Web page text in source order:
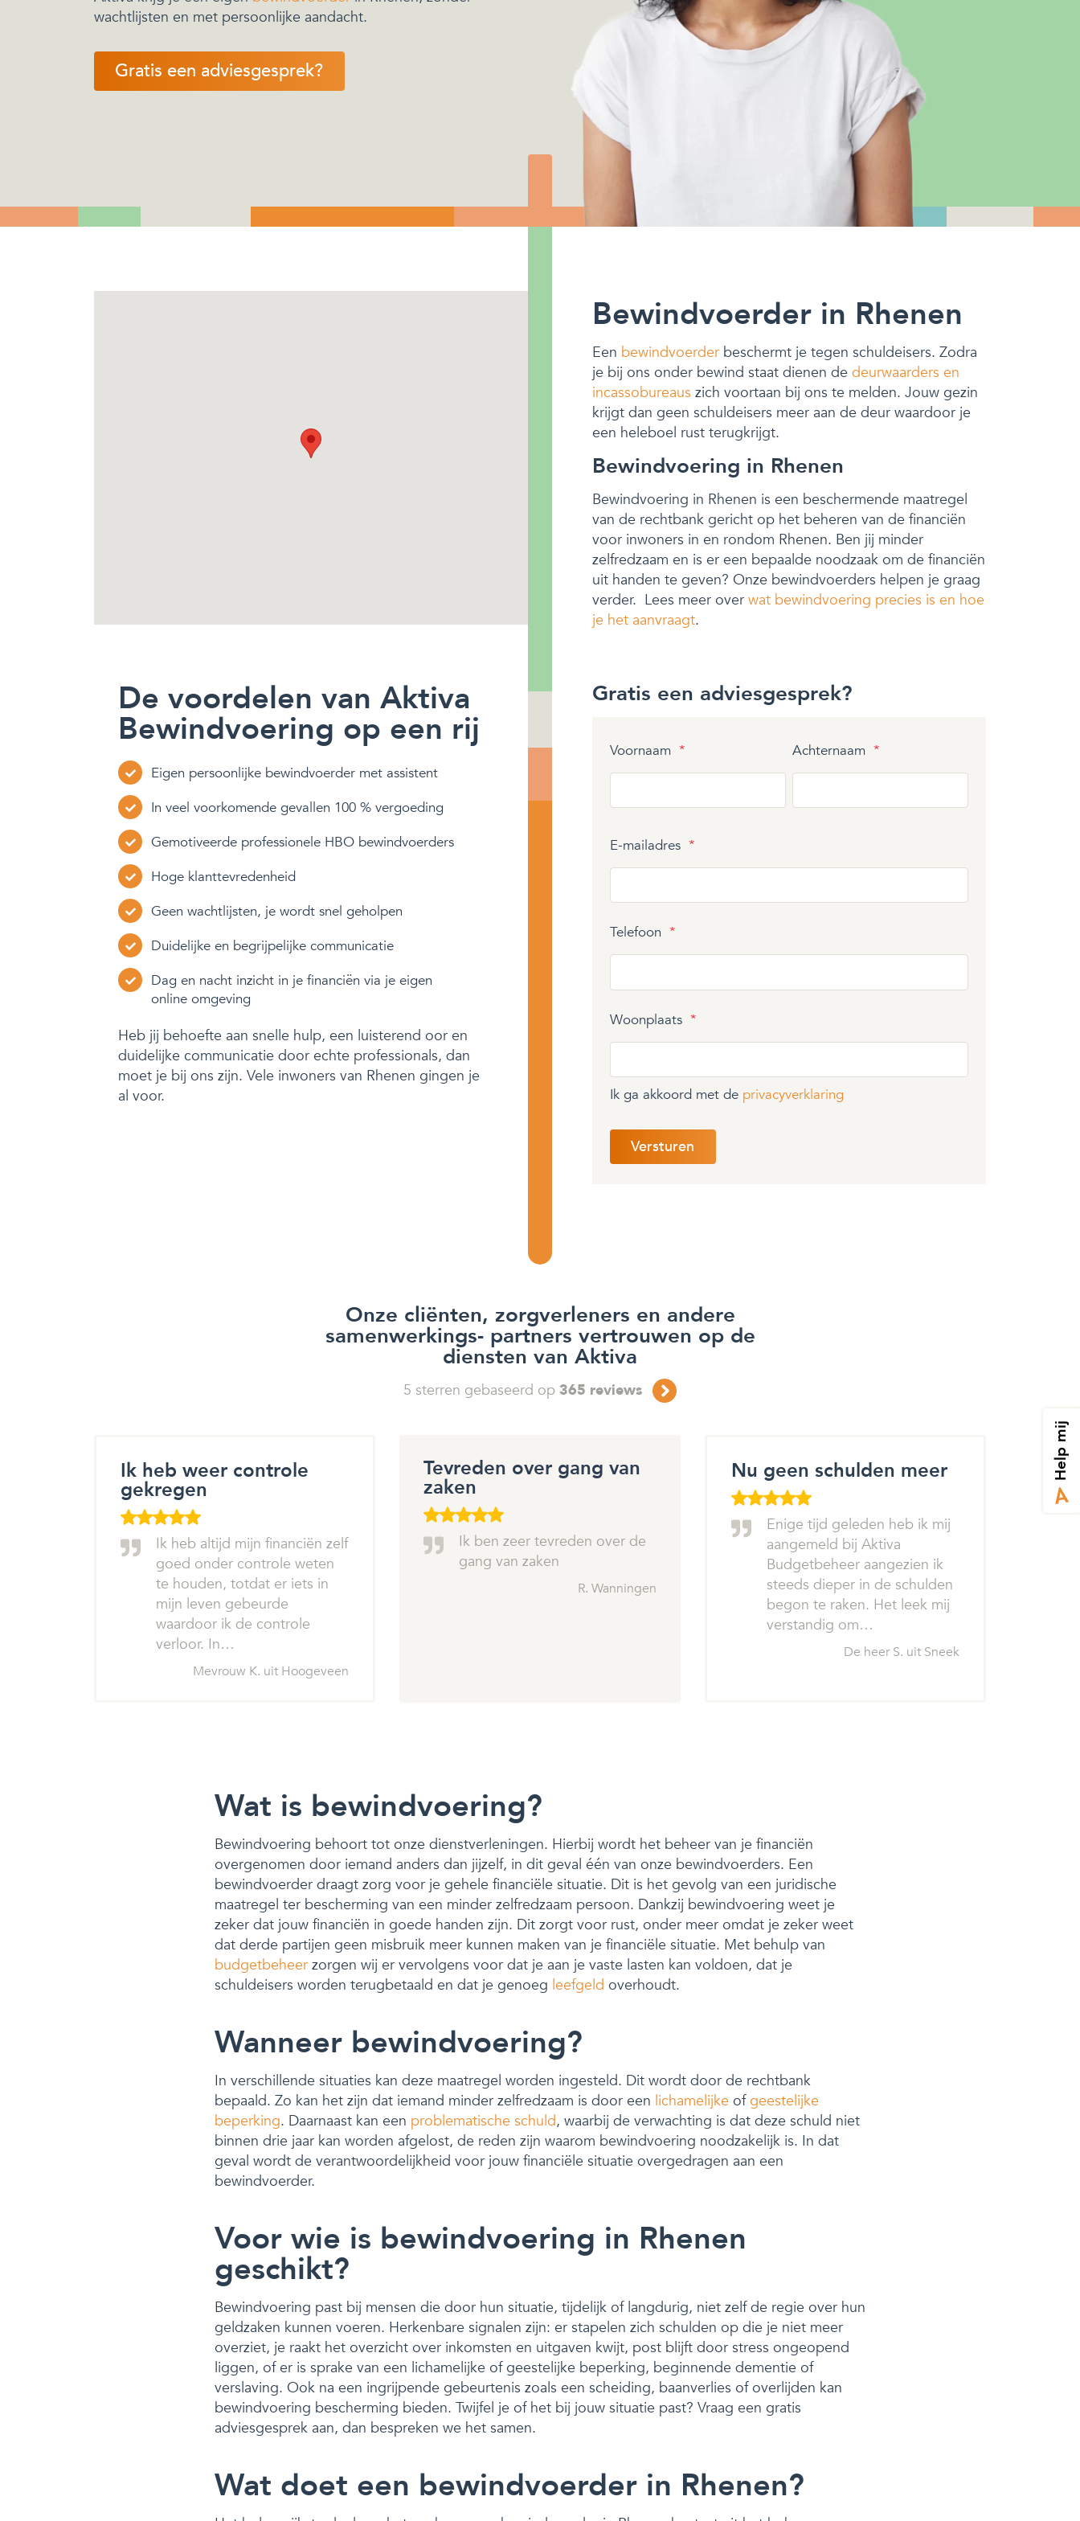
Help mij
wachtlijsten en met persoonlijke aandacht.
Gratis een adviesgesprek?
Bewindvoerder in Rhenen
Een bewindvoerder beschermt je tegen schuldeisers. Zodra
je bij ons onder bewind staat dienen de deurwaarders en
incassobureaus zich voortaan bij ons te melden. Jouw gezin
krijgt dan geen schuldeisers meer aan de deur waardoor je
een heleboel rust terugkrijgt.
Bewindvoering in Rhenen
Bewindvoering in Rhenen is een beschermende maatregel
van de rechtbank gericht op het beheren van de financiën
voor inwoners in en rondom Rhenen. Ben jij minder
zelfredzaam en is er een bepaalde noodzaak om de financiën
uit handen te geven? Onze bewindvoerders helpen je graag
verder. Lees meer over wat bewindvoering precies is en hoe
je het aanvraagt.
De voordelen van Aktiva
Bewindvoering op een rij
Eigen persoonlijke bewindvoerder met assistent
In veel voorkomende gevallen 100 % vergoeding
Gemotiveerde professionele HBO bewindvoerders
Hoge klanttevredenheid
Geen wachtlijsten, je wordt snel geholpen
Duidelijke en begrijpelijke communicatie
Dag en nacht inzicht in je financiën via je eigen
online omgeving
Heb jij behoefte aan snelle hulp, een luisterend oor en
duidelijke communicatie door echte professionals, dan
moet je bij ons zijn. Vele inwoners van Rhenen gingen je
al voor.
Gratis een adviesgesprek?
Voornaam * Achternaam *
E-mailadres *
Telefoon *
Woonplaats *
Ik ga akkoord met de privacyverklaring
Onze cliënten, zorgverleners en andere
samenwerkings- partners vertrouwen op de
diensten van Aktiva
5 sterren gebaseerd op 365 reviews
Ik heb weer controle
gekregen
Ik heb altijd mijn financiën zelf
goed onder controle weten
te houden, totdat er iets in
mijn leven gebeurde
waardoor ik de controle
verloor. In…
Mevrouw K. uit Hoogeveen
Tevreden over gang van
zaken
Ik ben zeer tevreden over de
gang van zaken
R. Wanningen
Nu geen schulden meer
Enige tijd geleden heb ik mij
aangemeld bij Aktiva
Budgetbeheer aangezien ik
steeds dieper in de schulden
begon te raken. Het leek mij
verstandig om…
De heer S. uit Sneek
Wat is bewindvoering?
Bewindvoering behoort tot onze dienstverleningen. Hierbij wordt het beheer van je financiën
overgenomen door iemand anders dan jijzelf, in dit geval één van onze bewindvoerders. Een
bewindvoerder draagt zorg voor je gehele financiële situatie. Dit is het gevolg van een juridische
maatregel ter bescherming van een minder zelfredzaam persoon. Dankzij bewindvoering weet je
zeker dat jouw financiën in goede handen zijn. Dit zorgt voor rust, onder meer omdat je zeker weet
dat derde partijen geen misbruik meer kunnen maken van je financiële situatie. Met behulp van
budgetbeheer zorgen wij er vervolgens voor dat je aan je vaste lasten kan voldoen, dat je
schuldeisers worden terugbetaald en dat je genoeg leefgeld overhoudt.
Wanneer bewindvoering?
In verschillende situaties kan deze maatregel worden ingesteld. Dit wordt door de rechtbank
bepaald. Zo kan het zijn dat iemand minder zelfredzaam is door een lichamelijke ofgeestelijke
beperking. Daarnaast kan een problematische schuld, waarbij de verwachting is dat deze schuld niet
binnen drie jaar kan worden afgelost, de reden zijn waarom bewindvoering noodzakelijk is. In dat
geval wordt de verantwoordelijkheid voor jouw financiële situatie overgedragen aan een
bewindvoerder.
Voor wie is bewindvoering in Rhenen
geschikt?
Bewindvoering past bij mensen die door hun situatie, tijdelijk of langdurig, niet zelf de regie over hun
geldzaken kunnen voeren. Herkenbare signalen zijn: er stapelen zich schulden op die je niet meer
overziet, je raakt het overzicht over inkomsten en uitgaven kwijt, post blijft door stress ongeopend
liggen, of er is sprake van een lichamelijke of geestelijke beperking, beginnende dementie of
verslaving. Ook na een ingrijpende gebeurtenis zoals een scheiding, baanverlies of overlijden kan
bewindvoering bescherming bieden. Twijfel je of het bij jouw situatie past? Vraag een gratis
adviesgesprek aan, dan bespreken we het samen.
Wat doet een bewindvoerder in Rhenen?